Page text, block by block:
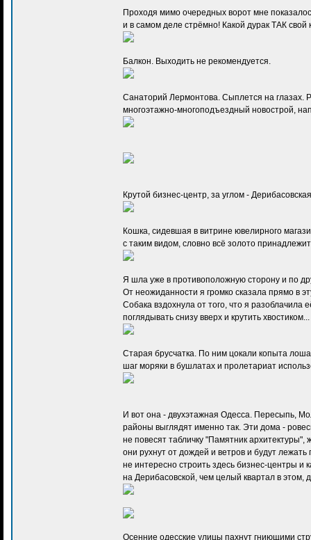
Проходя мимо очередных ворот мне
и в самом деле стрёмно! Какой дурак ТАК свой
Балкон. Выходить не рекомендуется.
Санаторий Лермонтова. Сыплется на глазах.
многоэтажно-многоподъездный новострой,
Крутой бизнес-центр, за углом -
Кошка, сидевшая в витрине ювелирного
с таким видом, словно всё золото
Я шла уже в противоположную сторону и по
От неожиданности я громко сказала прямо в
Собака вздохнула от того, что я разоблачила
поглядывать снизу вверх и крутить хвостиком...
Старая брусчатка. По ним цокали копыта
шаг моряки в бушлатах и пролетариат
И вот она - двухэтажная Одесса. Пересыпь,
районы выглядят именно так. Эти дома -
не повесят табличку "Памятник
они рухнут от дождей и ветров и будут
не интересно строить здесь бизнес-центры и
на Дерибасовской, чем целый квартал в этом,
Осенние одесские улицы пахнут гниющими